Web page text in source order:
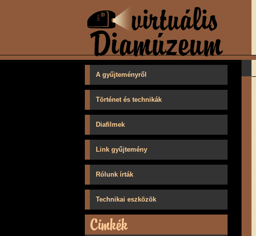
A gyűjteményről
Történet és technikák
Diafilmek
Link gyűjtemény
Rólunk írták
Technikai eszközök